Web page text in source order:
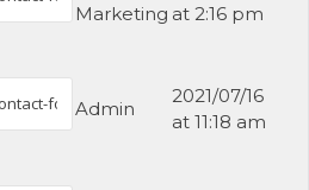
Marketing at 2:16 pm
Admin
2021/07/16
at 11:18 am